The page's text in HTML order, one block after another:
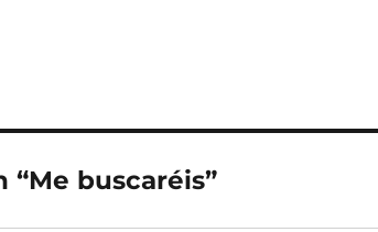
“Me buscaréis”